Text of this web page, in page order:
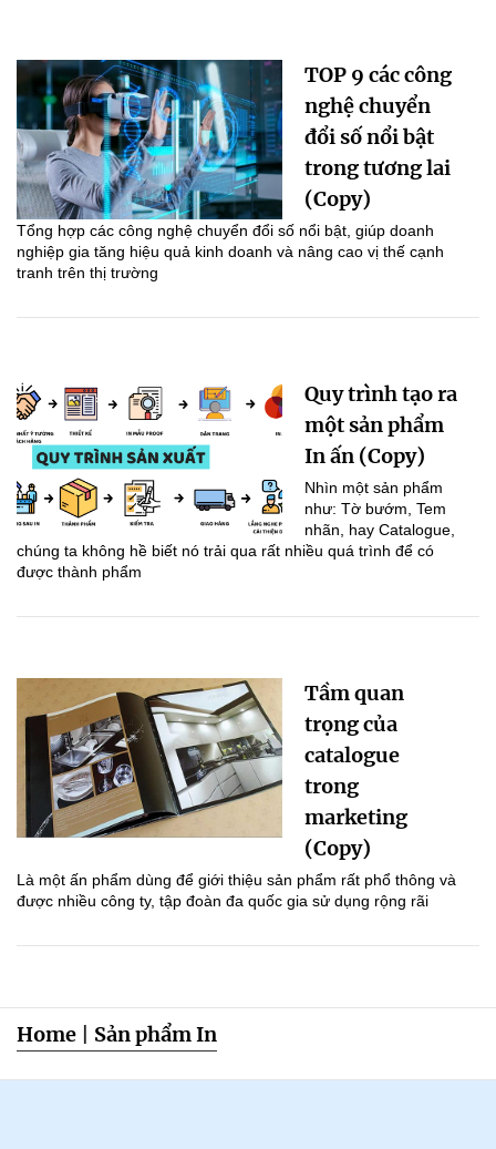
TOP 9 các công
nghệ chuyển
đổi số nổi bật
trong tương lai
(Copy)
Tổng hợp các công nghệ chuyển đổi số nổi bật, giúp doanh
nghiệp gia tăng hiệu quả kinh doanh và nâng cao vị thế cạnh
tranh trên thị trường
Quy trình tạo ra
một sản phẩm
In ấn (Copy)
Nhìn một sản phẩm
như: Tờ bướm, Tem
nhãn, hay Catalogue,
chúng ta không hề biết nó trải qua rất nhiều quá trình để có
được thành phẩm
Tầm quan
trọng của
catalogue
trong
marketing
(Copy)
Là một ấn phẩm dùng để giới thiệu sản phẩm rất phổ thông và
được nhiều công ty, tập đoàn đa quốc gia sử dụng rộng rãi
Home Sản phẩm In